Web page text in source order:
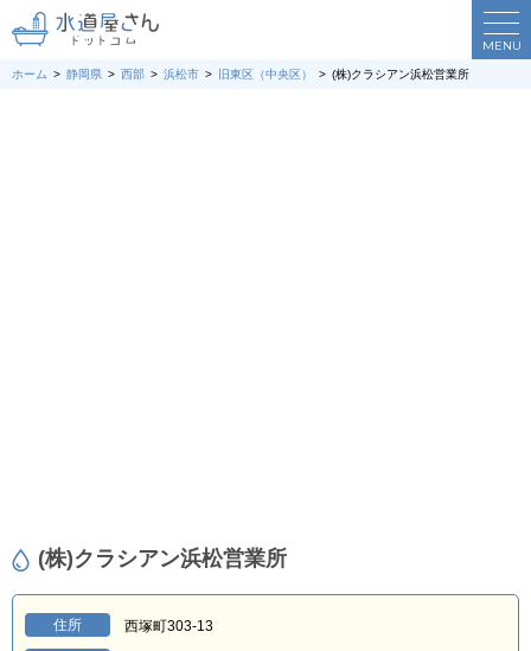
MENU
ホーム 静岡県 西部 浜松市 旧東区（中央区） (株)クラシアン浜松営業所
(株)クラシアン浜松営業所
住所 西塚町303-13